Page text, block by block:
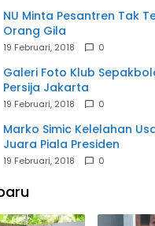
NU Minta Pesantren Tak
Orang Gila
19 Februari, 2018 0
Galeri Foto Klub
Persija Jakarta
19 Februari, 2018 0
Marko Simic Kelelahan
Juara Piala Presiden
19 Februari, 2018 0